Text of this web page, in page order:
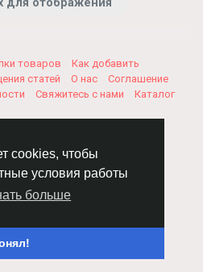
cookies, чтобы
условия работы
больше
товаров
Как добавить
статей О нас
Соглашение
Свяжитесь с нами Каталог